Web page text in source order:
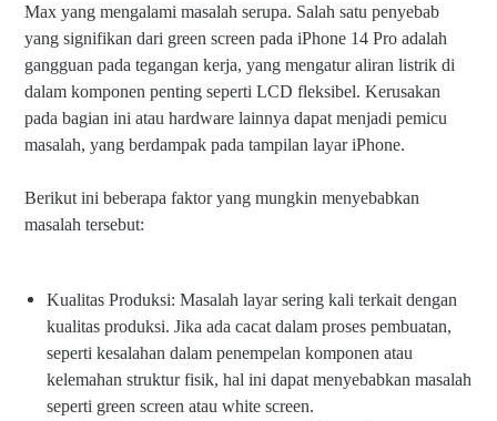
Max yang mengalami masalah serupa. Salah satu penyebab
yang signifikan dari green screen pada iPhone 14 Pro adalah
gangguan pada tegangan kerja, yang mengatur aliran listrik di
dalam komponen penting seperti LCD fleksibel. Kerusakan
pada bagian ini atau hardware lainnya dapat menjadi pemicu
masalah, yang berdampak pada tampilan layar iPhone.
Berikut ini beberapa faktor yang mungkin menyebabkan
masalah tersebut:
Kualitas Produksi: Masalah layar sering kali terkait dengan
kualitas produksi. Jika ada cacat dalam proses pembuatan,
seperti kesalahan dalam penempelan komponen atau
kelemahan struktur fisik, hal ini dapat menyebabkan masalah
seperti green screen atau white screen.